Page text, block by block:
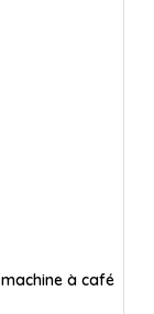
à café